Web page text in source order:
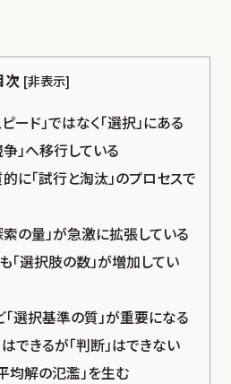
次 [非表示]
ード」ではなく「選択」にある
」へ移行している
に「試行と淘汰」のプロセスで
の量」が急激に拡張している
「選択肢の数」が増加してい
選択基準の質」が重要になる
できるが「判断」はできない
均解の氾濫」を生む